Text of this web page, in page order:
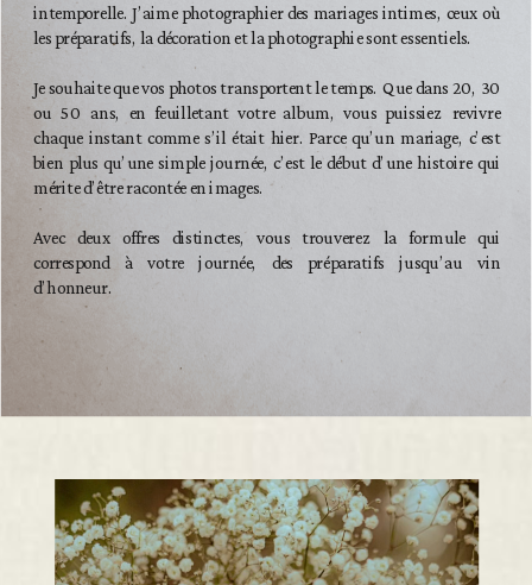
intemporelle. J’aime photographier des mariages intimes, ceux où
les préparatifs, la décoration et la photographie sont essentiels.
Je souhaite que vos photos transportent le temps. Que dans 20, 30
ou 50 ans, en feuilletant votre album, vous puissiez revivre
chaque instant comme s’il était hier. Parce qu’un mariage, c’est
bien plus qu’une simple journée, c’est le début d’une histoire qui
mérite d’être racontée en images.
Avec deux offres distinctes, vous trouverez la formule qui
correspond à votre journée, des préparatifs jusqu’au vin
d’honneur.